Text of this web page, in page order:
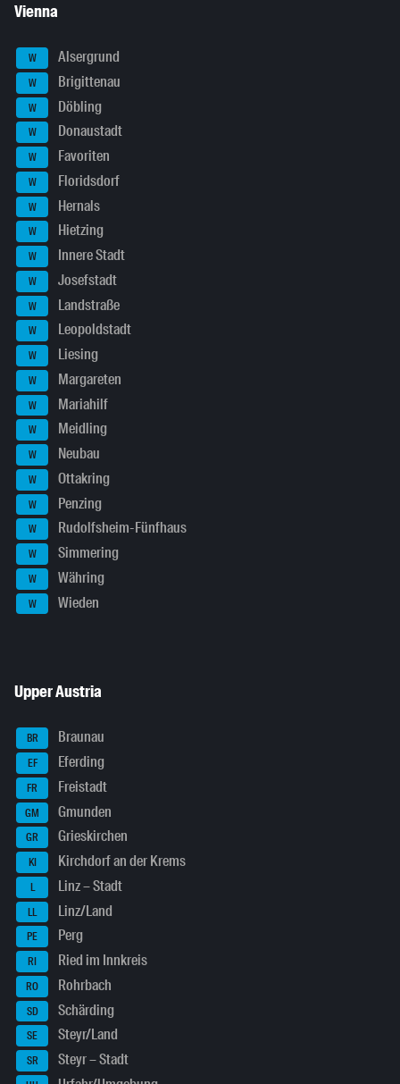
Vienna
W Alsergrund
W Brigittenau
W Döbling
W Donaustadt
W Favoriten
W Floridsdorf
W Hernals
W Hietzing
W Innere Stadt
W Josefstadt
W Landstraße
W Leopoldstadt
W Liesing
W Margareten
W Mariahilf
W Meidling
W Neubau
W Ottakring
W Penzing
W Rudolfsheim-Fünfhaus
W Simmering
W Währing
W Wieden
Upper Austria
BR Braunau
EF Eferding
FR Freistadt
GM Gmunden
GR Grieskirchen
KI Kirchdorf an der Krems
L Linz – Stadt
LL Linz/Land
PE Perg
RI Ried im Innkreis
RO Rohrbach
SD Schärding
SE Steyr/Land
SR Steyr – Stadt